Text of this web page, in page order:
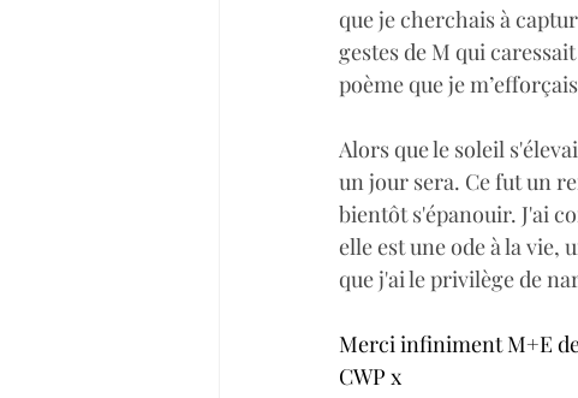
que je cherchais à
gestes de M qui
poème que je
Alors que le soleil
un jour sera. Ce fut un
bientôt s'épanouir. J'ai
elle est une ode à la
que j'ai le privilège de
Merci infiniment M+E
CWP x